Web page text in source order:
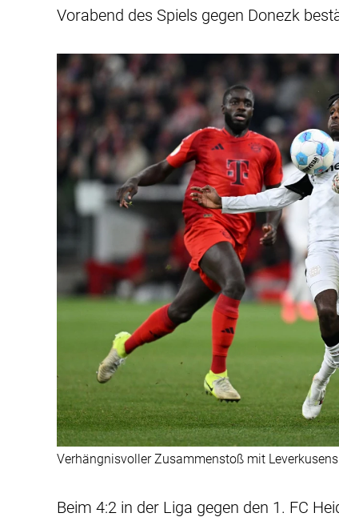
Vorabend des Spiels gegen Donezk
Verhängnisvoller Zusammenstoß mit
Beim 4:2 in der Liga gegen den 1. FC